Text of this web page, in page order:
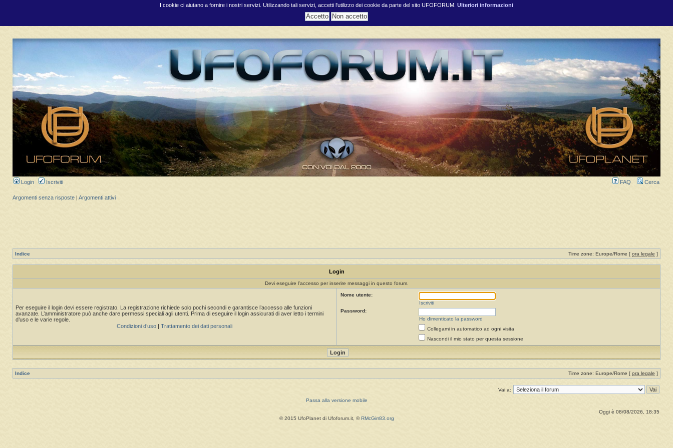
I cookie ci aiutano a fornire i nostri servizi. Utilizzando tali servizi, accetti l'utilizzo dei cookie da parte del sito UFOFORUM. Ulteriori informazioni
Login Iscriviti FAQ Cerca
Argomenti senza risposte Argomenti attivi
Indice Time zone: Europe/Rome [ ora legale ]
Login
Devi eseguire l’accesso per inserire messaggi in questo forum.
Per eseguire il login devi essere registrato. La registrazione richiede solo pochi secondi e garantisce l’accesso alle funzioni
avanzate. L’amministratore può anche dare permessi speciali agli utenti. Prima di eseguire il login assicurati di aver letto i termini
d’uso e le varie regole.
Condizioni d’uso
Trattamento dei dati personali
Nome utente:
Iscriviti
Password:
Ho dimenticato la password
Collegami in automatico ad ogni visita
Nascondi il mio stato per questa sessione
Indice Time zone: Europe/Rome [ ora legale ]
Vai a:
Passa alla versione mobile
Oggi è 08/08/2026, 18:35
© 2015 UfoPlanet di Ufoforum.it, © RMcGirr83.org